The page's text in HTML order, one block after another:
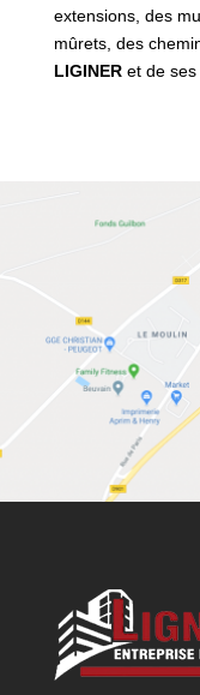
extensions, des
mûrets, des
LIGINER et de